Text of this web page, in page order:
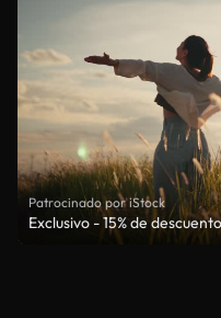
Patrocinado por iStock
Exclusivo - 15% de